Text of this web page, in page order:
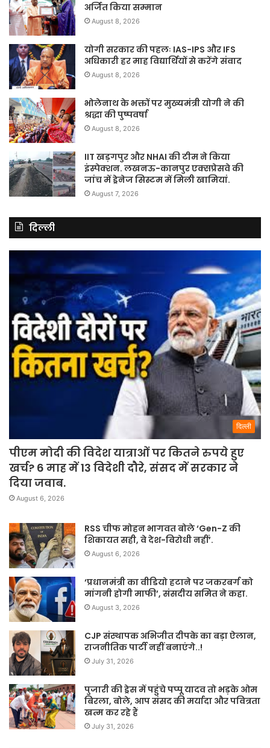
अर्जित किया सम्मान
August 8, 2026
योगी सरकार की पहलः IAS-IPS और IFS
अधिकारी हर माह विद्यार्थियों से करेंगे संवाद
August 8, 2026
भोलेनाथ के भक्तों पर मुख्यमंत्री योगी ने की
श्रद्धा की पुष्पवर्षा
August 8, 2026
IIT खड़गपुर और NHAI की टीम ने किया
इंस्पेक्शन. लखनऊ-कानपुर एक्सप्रेसवे की
जांच में ड्रेनेज सिस्टम में मिली खामियां.
August 7, 2026
दिल्ली
दिल्ली
पीएम मोदी की विदेश यात्राओं पर कितने रुपये हुए
खर्च? 6 माह में 13 विदेशी दौरे, संसद में सरकार ने
दिया जवाब.
August 6, 2026
RSS चीफ मोहन भागवत बोले ‘Gen-Z की
शिकायत सही, वे देश-विरोधी नहीं’.
August 6, 2026
‘प्रधानमंत्री का वीडियो हटाने पर जकरबर्ग को
मांगनी होगी माफी’, संसदीय समित ने कहा.
August 3, 2026
CJP संस्थापक अभिजीत दीपके का बड़ा ऐलान,
राजनीतिक पार्टी नहीं बनाएंगे..!
July 31, 2026
पुजारी की ड्रेस में पहुंचे पप्पू यादव तो भड़के ओम
बिरला, बोले, आप संसद की मर्यादा और पवित्रता
खत्म कर रहे हैं
July 31, 2026